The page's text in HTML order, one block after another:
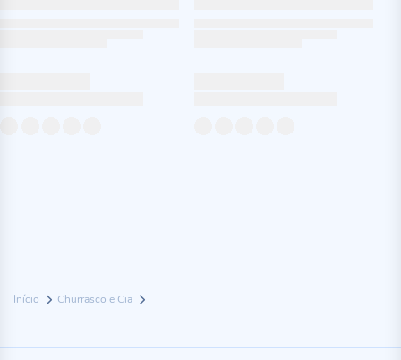
Início Churrasco e Cia